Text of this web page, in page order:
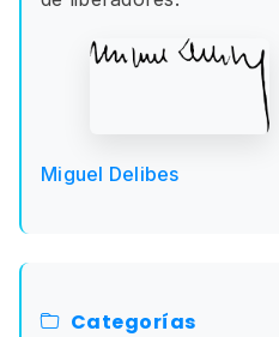
Miguel Delibes
Categorías